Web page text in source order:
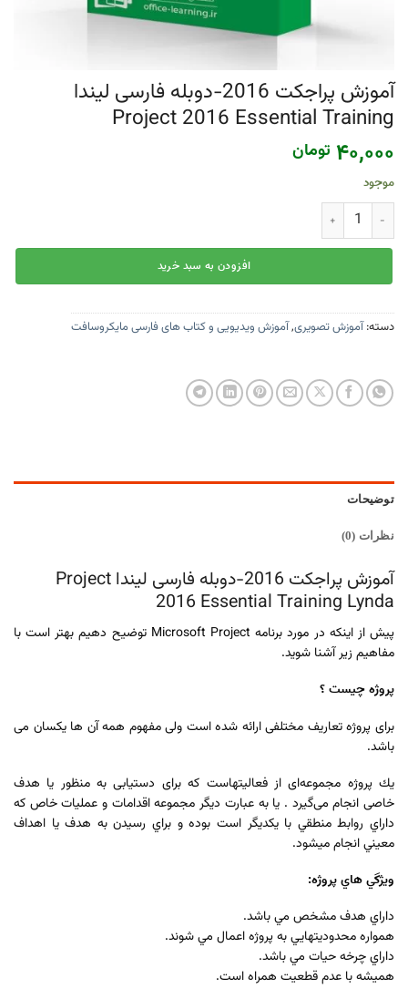
آموزش پراجکت 2016-دوبله فارسی لیندا
Project 2016 Essential Training
۴۰,۰۰۰ تومان
موجود
آموزش پراجکت 2016-دوبله فارسی لیندا Project 2016 Essential Training عدد
افزودن به سبد خرید
دسته:آموزش تصویری,آموزش ویدیویی و کتاب های فارسی مایکروسافت
توضیحات
نظرات (0)
آموزش پراجکت 2016-دوبله فارسی لیندا Project
2016 Essential Training Lynda
پیش از اینکه در مورد برنامه Microsoft Project توضیح دهیم بهتر است با
مفاهیم زیر آشنا شوید.
پروژه چيست ؟‌
برای پروژه تعاریف مختلفی ارائه شده است ولی مفهوم همه آن ها یکسان می
باشد.
یك پروژه مجموعه‌ای از فعالیتهاست كه برای دستیابی به منظور یا هدف
خاصی انجام می‌گیرد . یا به عبارت دیگر مجموعه اقدامات و عمليات خاص که
داراي روابط منطقي با يکديگر است بوده و براي رسیدن به هدف يا اهداف
معيني انجام ميشود.
ويژگي هاي پروژه:
داراي هدف مشخص مي باشد.
همواره محدوديتهايي به پروژه اعمال مي شوند.
داراي چرخه حيات مي باشد.
همیشه با عدم قطعيت همراه است.